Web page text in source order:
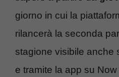
giorno in cui la
rilancerà la seconda
stagione visibile anche
e tramite la app su